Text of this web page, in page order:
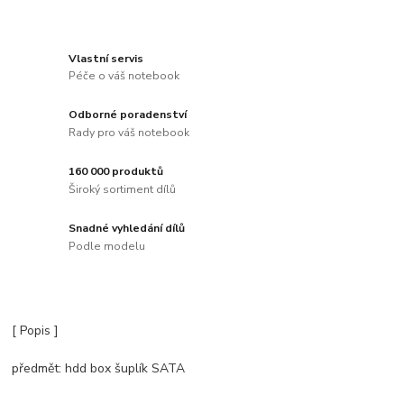
Vlastní servis
Péče o váš notebook
Odborné poradenství
Rady pro váš notebook
160 000 produktů
Široký sortiment dílů
Snadné vyhledání dílů
Podle modelu
[ Popis ]
předmět: hdd box šuplík SATA